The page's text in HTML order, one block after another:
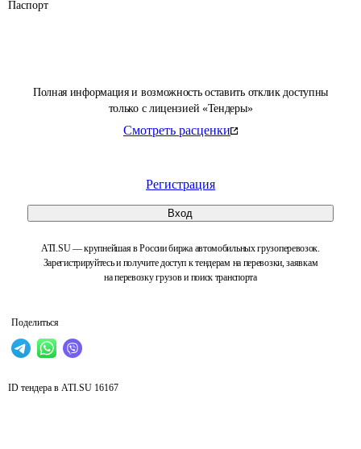
Полная информация и возможность оставить отклик доступны
только с лицензией «Тендеры»
Смотреть расценки
Регистрация
Вход
ATI.SU — крупнейшая в России биржа автомобильных грузоперевозок.
Зарегистрируйтесь и получите доступ к тендерам на перевозки, заявкам
на перевозку грузов и поиск транспорта
Поделиться
Паспорт
ID тендера в ATI.SU 16167